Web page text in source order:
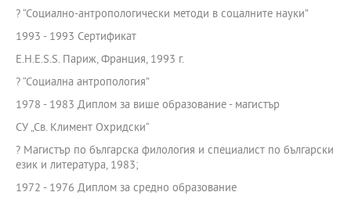
? “Социално-антропологически методи в соцалните науки”
1993 - 1993 Сертификат
E.H.E.S.S. Париж, Франция, 1993 г.
? “Социална антропология”
1978 - 1983 Диплом за више образование - магистър
СУ „Св. Климент Охридски“
? Магистър по българска филология и специалист по български
език и литература, 1983;
1972 - 1976 Диплом за средно образование